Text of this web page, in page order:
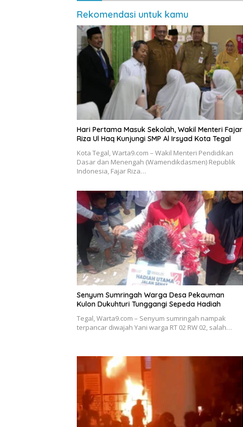
Rekomendasi untuk kamu
Hari Pertama Masuk Sekolah, Wakil Menteri Fajar
Riza Ul Haq Kunjungi SMP Al Irsyad Kota Tegal
Kota Tegal, Warta9.com – Wakil Menteri Pendidikan
Dasar dan Menengah (Wamendikdasmen) Republik
Indonesia, Fajar Riza…
Senyum Sumringah Warga Desa Pekauman
Kulon Dukuhturi Tunggangi Sepeda Hadiah
Tegal, Warta9.com – Senyum sumringah nampak
terpancar diwajah Yani warga RT 02 RW 02, salah…